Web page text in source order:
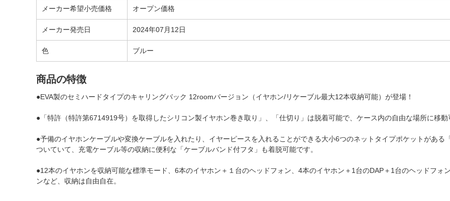
メーカー希望小売価格 オープン価格
メーカー発売日 2024年07月12日
色 ブルー
商品の特徴
●EVA製のセミハードタイプのキャリングバック 12roomバージョン（イヤホン/リケーブル最大12本収納可能）が登場！
●「特許（特許第6714919号）を取得したシリコン製イヤホン巻き取り」、「仕切り」は脱着可能で、ケース内の自由な場所に移動
●予備のイヤホンケーブルや変換ケーブルを入れたり、イヤーピースを入れることができる大小6つのネットタイプポケットがあ
ついていて、充電ケーブル等の収納に便利な「ケーブルバンド付フタ」も着脱可能です。
●12本のイヤホンを収納可能な標準モード、6本のイヤホン＋１台のヘッドフォン、4本のイヤホン＋1台のDAP＋1台のヘッドフォ
ンなど、収納は自由自在。